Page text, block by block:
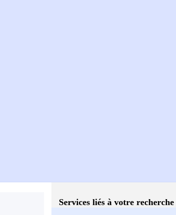
Services liés à votre recherche